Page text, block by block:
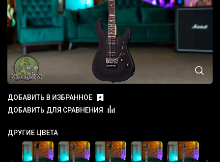
ДОБАВИТЬ В ИЗБРАННОЕ
ДОБАВИТЬ ДЛЯ СРАВНЕНИЯ
ДРУГИЕ ЦВЕТА